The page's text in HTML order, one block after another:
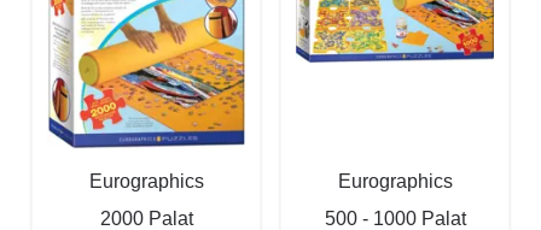
Eurographics
2000 Palat
Eurographics
500 - 1000 Palat